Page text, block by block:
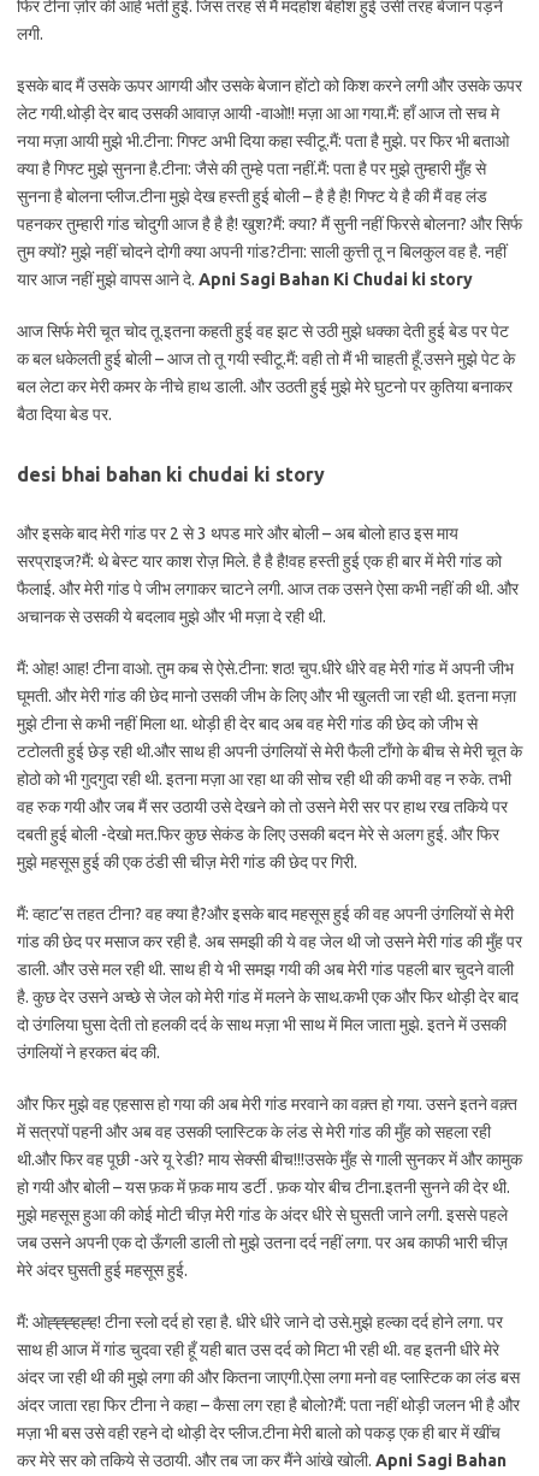
फिर टीना ज़ोर की आहे भर्ती हुई. जिस तरह से मैं मदहोश बेहोश हुई उसी तरह बेजान पड़ने
लगी.
इसके बाद मैं उसके ऊपर आगयी और उसके बेजान होंटो को किश करने लगी और उसके ऊपर
लेट गयी.थोड़ी देर बाद उसकी आवाज़ आयी -वाओ!! मज़ा आ आ गया.मैं: हाँ आज तो सच मे
नया मज़ा आयी मुझे भी.टीना: गिफ्ट अभी दिया कहा स्वीटू.मैं: पता है मुझे. पर फिर भी बताओ
क्या है गिफ्ट मुझे सुनना है.टीना: जैसे की तुम्हे पता नहीं.मैं: पता है पर मुझे तुम्हारी मुँह से
सुनना है बोलना प्लीज.टीना मुझे देख हस्ती हुई बोली – है है है! गिफ्ट ये है की मैं वह लंड
पहनकर तुम्हारी गांड चोदुगी आज है है है! खुश?मैं: क्या? मैं सुनी नहीं फिरसे बोलना? और सिर्फ
तुम क्यों? मुझे नहीं चोदने दोगी क्या अपनी गांड?टीना: साली कुत्ती तू न बिलकुल वह है. नहीं
यार आज नहीं मुझे वापस आने दे. Apni Sagi Bahan Ki Chudai ki story
आज सिर्फ मेरी चूत चोद तू.इतना कहती हुई वह झट से उठी मुझे धक्का देती हुई बेड पर पेट
क बल धकेलती हुई बोली – आज तो तू गयी स्वीटू.मैं: वही तो मैं भी चाहती हूँ.उसने मुझे पेट के
बल लेटा कर मेरी कमर के नीचे हाथ डाली. और उठती हुई मुझे मेरे घुटनो पर कुतिया बनाकर
बैठा दिया बेड पर.
desi bhai bahan ki chudai ki story
और इसके बाद मेरी गांड पर 2 से 3 थपड मारे और बोली – अब बोलो हाउ इस माय
सरप्राइज?मैं: थे बेस्ट यार काश रोज़ मिले. है है है!वह हस्ती हुई एक ही बार में मेरी गांड को
फैलाई. और मेरी गांड पे जीभ लगाकर चाटने लगी. आज तक उसने ऐसा कभी नहीं की थी. और
अचानक से उसकी ये बदलाव मुझे और भी मज़ा दे रही थी.
मैं: ओह! आह! टीना वाओ. तुम कब से ऐसे.टीना: शठ! चुप.धीरे धीरे वह मेरी गांड में अपनी जीभ
घूमती. और मेरी गांड की छेद मानो उसकी जीभ के लिए और भी खुलती जा रही थी. इतना मज़ा
मुझे टीना से कभी नहीं मिला था. थोड़ी ही देर बाद अब वह मेरी गांड की छेद को जीभ से
टटोलती हुई छेड़ रही थी.और साथ ही अपनी उंगलियों से मेरी फैली टाँगो के बीच से मेरी चूत के
होठो को भी गुदगुदा रही थी. इतना मज़ा आ रहा था की सोच रही थी की कभी वह न रुके. तभी
वह रुक गयी और जब मैं सर उठायी उसे देखने को तो उसने मेरी सर पर हाथ रख तकिये पर
दबती हुई बोली -देखो मत.फिर कुछ सेकंड के लिए उसकी बदन मेरे से अलग हुई. और फिर
मुझे महसूस हुई की एक ठंडी सी चीज़ मेरी गांड की छेद पर गिरी.
मैं: व्हाट’स तहत टीना? वह क्या है?और इसके बाद महसूस हुई की वह अपनी उंगलियों से मेरी
गांड की छेद पर मसाज कर रही है. अब समझी की ये वह जेल थी जो उसने मेरी गांड की मुँह पर
डाली. और उसे मल रही थी. साथ ही ये भी समझ गयी की अब मेरी गांड पहली बार चुदने वाली
है. कुछ देर उसने अच्छे से जेल को मेरी गांड में मलने के साथ.कभी एक और फिर थोड़ी देर बाद
दो उंगलिया घुसा देती तो हलकी दर्द के साथ मज़ा भी साथ में मिल जाता मुझे. इतने में उसकी
उंगलियों ने हरकत बंद की.
और फिर मुझे वह एहसास हो गया की अब मेरी गांड मरवाने का वक़्त हो गया. उसने इतने वक़्त
में सत्रपों पहनी और अब वह उसकी प्लास्टिक के लंड से मेरी गांड की मुँह को सहला रही
थी.और फिर वह पूछी -अरे यू रेडी? माय सेक्सी बीच!!!उसके मुँह से गाली सुनकर में और कामुक
हो गयी और बोली – यस फ़क में फ़क माय डर्टी . फ़क योर बीच टीना.इतनी सुनने की देर थी.
मुझे महसूस हुआ की कोई मोटी चीज़ मेरी गांड के अंदर धीरे से घुसती जाने लगी. इससे पहले
जब उसने अपनी एक दो ऊँगली डाली तो मुझे उतना दर्द नहीं लगा. पर अब काफी भारी चीज़
मेरे अंदर घुसती हुई महसूस हुई.
मैं: ओह्ह्ह्हह्ह! टीना स्लो दर्द हो रहा है. धीरे धीरे जाने दो उसे.मुझे हल्का दर्द होने लगा. पर
साथ ही आज में गांड चुदवा रही हूँ यही बात उस दर्द को मिटा भी रही थी. वह इतनी धीरे मेरे
अंदर जा रही थी की मुझे लगा की और कितना जाएगी.ऐसा लगा मनो वह प्लास्टिक का लंड बस
अंदर जाता रहा फिर टीना ने कहा – कैसा लग रहा है बोलो?मैं: पता नहीं थोड़ी जलन भी है और
मज़ा भी बस उसे वही रहने दो थोड़ी देर प्लीज.टीना मेरी बालो को पकड़ एक ही बार में खींच
कर मेरे सर को तकिये से उठायी. और तब जा कर मैंने आंखे खोली. Apni Sagi Bahan